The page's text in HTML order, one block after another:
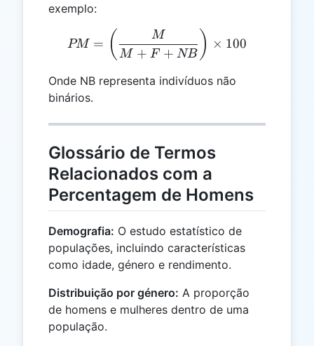
exemplo:
PM = \left(\frac{M}{M +
PM = ( M + F + NB
M ) × 100
Onde NB representa indivíduos não
binários.
Glossário de Termos
Relacionados com a
Percentagem de Homens
Demografia: O estudo estatístico de
populações, incluindo características
como idade, género e rendimento.
Distribuição por género: A proporção
de homens e mulheres dentro de uma
população.